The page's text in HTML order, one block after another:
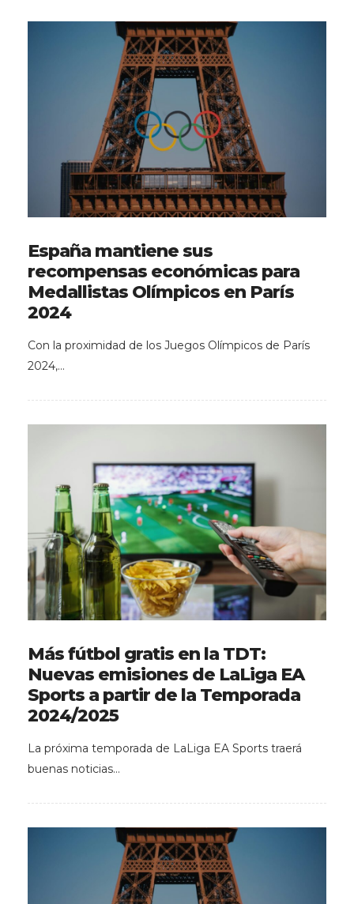
España mantiene sus
recompensas económicas para
Medallistas Olímpicos en París
2024
Con la proximidad de los Juegos Olímpicos de París
2024,…
Más fútbol gratis en la TDT:
Nuevas emisiones de LaLiga EA
Sports a partir de la Temporada
2024/2025
La próxima temporada de LaLiga EA Sports traerá
buenas noticias…